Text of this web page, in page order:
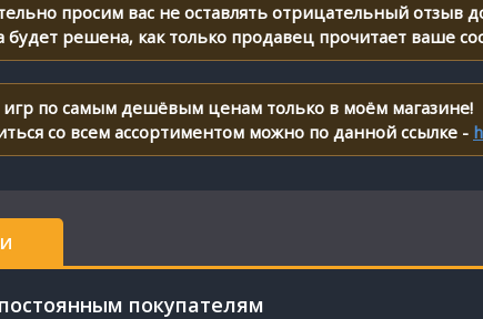
просим вас не оставлять отрицательный
будет решена, как только продавец прочитает ваше
по самым дешёвым ценам только в моём магазине!
со всем ассортиментом можно по данной ссылке -
покупателям